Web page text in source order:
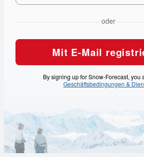
oder
Mit E-Mail
By signing up for Snow-Forecast, you
Geschäftsbedingungen &